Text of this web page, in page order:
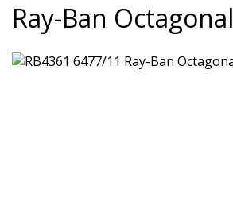
Ray-Ban Octagonal